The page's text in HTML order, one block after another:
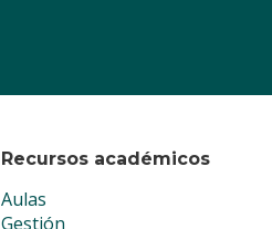
Recursos académicos
Aulas
Gestión